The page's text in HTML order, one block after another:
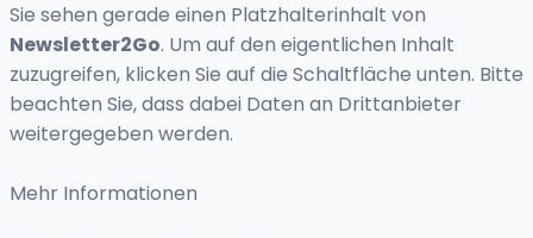
Sie sehen gerade einen Platzhalterinhalt von
Newsletter2Go. Um auf den eigentlichen Inhalt
zuzugreifen, klicken Sie auf die Schaltfläche unten. Bitte
beachten Sie, dass dabei Daten an Drittanbieter
weitergegeben werden.
Mehr Informationen